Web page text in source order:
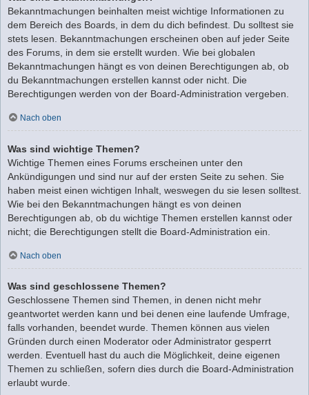
Bekanntmachungen beinhalten meist wichtige Informationen zu
dem Bereich des Boards, in dem du dich befindest. Du solltest sie
stets lesen. Bekanntmachungen erscheinen oben auf jeder Seite
des Forums, in dem sie erstellt wurden. Wie bei globalen
Bekanntmachungen hängt es von deinen Berechtigungen ab, ob
du Bekanntmachungen erstellen kannst oder nicht. Die
Berechtigungen werden von der Board-Administration vergeben.
Nach oben
Was sind wichtige Themen?
Wichtige Themen eines Forums erscheinen unter den
Ankündigungen und sind nur auf der ersten Seite zu sehen. Sie
haben meist einen wichtigen Inhalt, weswegen du sie lesen solltest.
Wie bei den Bekanntmachungen hängt es von deinen
Berechtigungen ab, ob du wichtige Themen erstellen kannst oder
nicht; die Berechtigungen stellt die Board-Administration ein.
Nach oben
Was sind geschlossene Themen?
Geschlossene Themen sind Themen, in denen nicht mehr
geantwortet werden kann und bei denen eine laufende Umfrage,
falls vorhanden, beendet wurde. Themen können aus vielen
Gründen durch einen Moderator oder Administrator gesperrt
werden. Eventuell hast du auch die Möglichkeit, deine eigenen
Themen zu schließen, sofern dies durch die Board-Administration
erlaubt wurde.